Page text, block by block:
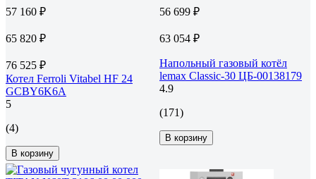
57 160 ₽
65 820 ₽
76 525 ₽
Котел Ferroli Vitabel HF 24
GCBY6K6A
5
(4)
В корзину
56 699 ₽
63 054 ₽
Напольный газовый котёл
lemax Classic-30 ЦБ-00138179
4.9
(171)
В корзину